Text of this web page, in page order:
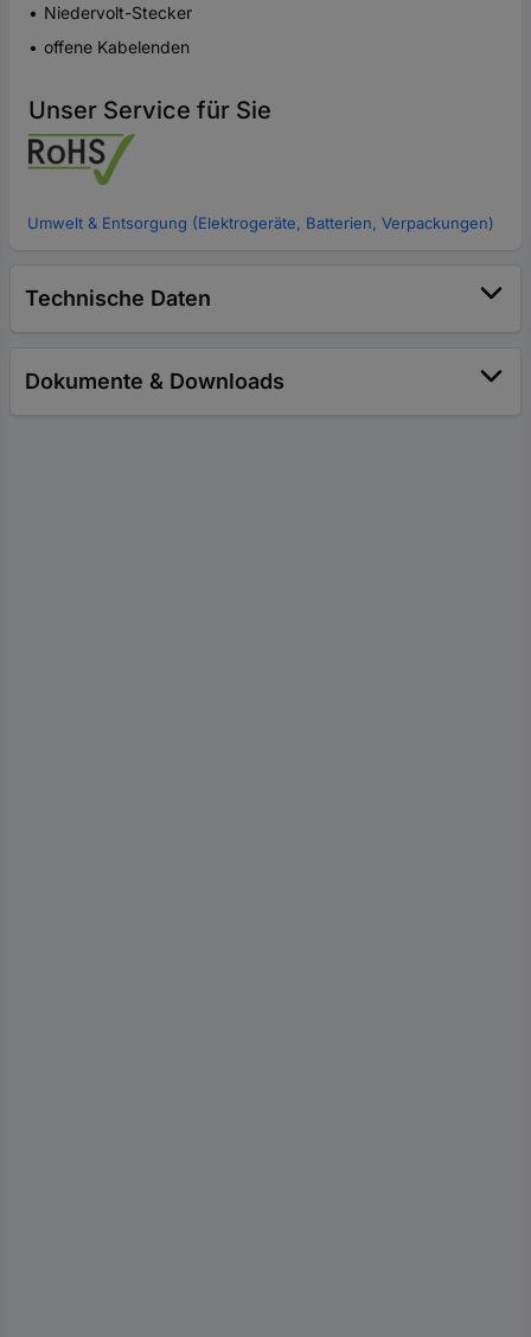
Niedervolt-Stecker
offene Kabelenden
Unser Service für Sie
Umwelt & Entsorgung (Elektrogeräte, Batterien, Verpackungen)
Technische Daten
Dokumente & Downloads